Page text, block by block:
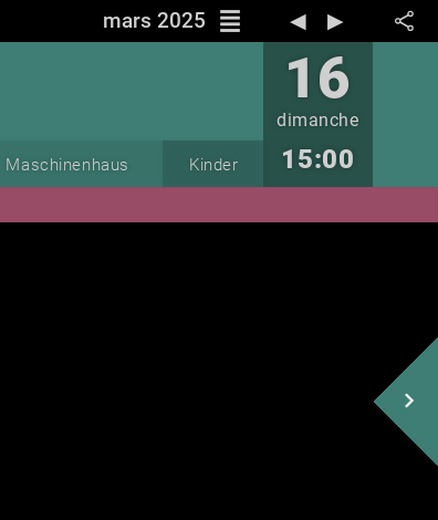
mars 2025 reorder ◀︎ ▶︎
16
dimanche
15:00
Maschinenhaus Kinder
navigate_next